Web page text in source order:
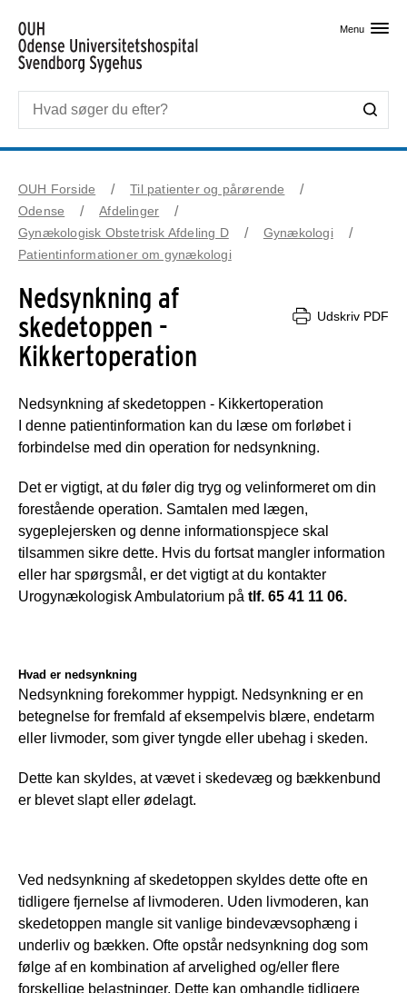
Menu
OUH Forside
Til patienter og pårørende
Odense
Afdelinger
Gynækologisk Obstetrisk Afdeling D
Gynækologi
Patientinformationer om gynækologi
Nedsynkning af
skedetoppen -
Kikkertoperation
Udskriv PDF
Nedsynkning af skedetoppen - Kikkertoperation
I denne patientinformation kan du læse om forløbet i
forbindelse med din operation for nedsynkning.
Det er vigtigt, at du føler dig tryg og velinformeret om din
forestående operation. Samtalen med lægen,
sygeplejersken og denne informationspjece skal
tilsammen sikre dette. Hvis du fortsat mangler information
eller har spørgsmål, er det vigtigt at du kontakter
Urogynækologisk Ambulatorium på tlf. 65 41 11 06.
Hvad er nedsynkning
Nedsynkning forekommer hyppigt. Nedsynkning er en
betegnelse for fremfald af eksempelvis blære, endetarm
eller livmoder, som giver tyngde eller ubehag i skeden.
Dette kan skyldes, at vævet i skedevæg og bækkenbund
er blevet slapt eller ødelagt.
Ved nedsynkning af skedetoppen skyldes dette ofte en
tidligere fjernelse af livmoderen. Uden livmoderen, kan
skedetoppen mangle sit vanlige bindevævsophæng i
underliv og bækken. Ofte opstår nedsynkning dog som
følge af en kombination af arvelighed og/eller flere
forskellige belastninger. Dette kan omhandle tidligere